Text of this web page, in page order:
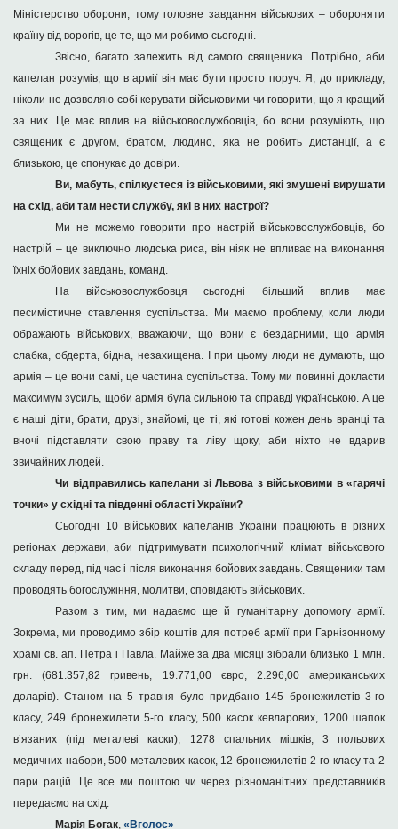
Міністерство оборони, тому головне завдання військових – обороняти
країну від ворогів, це те, що ми робимо сьогодні.
Звісно, багато залежить від самого священика. Потрібно, аби
капелан розумів, що в армії він має бути просто поруч. Я, до прикладу,
ніколи не дозволяю собі керувати військовими чи говорити, що я кращий
за них. Це має вплив на військовослужбовців, бо вони розуміють, що
священик є другом, братом, людино, яка не робить дистанції, а є
близькою, це спонукає до довіри.
Ви, мабуть, спілкуєтеся із військовими, які змушені вирушати
на схід, аби там нести службу, які в них настрої?
Ми не можемо говорити про настрій військовослужбовців, бо
настрій – це виключно людська риса, він ніяк не впливає на виконання
їхніх бойових завдань, команд.
На військовослужбовця сьогодні більший вплив має
песимістичне ставлення суспільства. Ми маємо проблему, коли люди
ображають військових, вважаючи, що вони є бездарними, що армія
слабка, обдерта, бідна, незахищена. І при цьому люди не думають, що
армія – це вони самі, це частина суспільства. Тому ми повинні докласти
максимум зусиль, щоби армія була сильною та справді українською. А це
є наші діти, брати, друзі, знайомі, це ті, які готові кожен день вранці та
вночі підставляти свою праву та ліву щоку, аби ніхто не вдарив
звичайних людей.
Чи відправились капелани зі Львова з військовими в «гарячі
точки» у східні та південні області України?
Сьогодні 10 військових капеланів України працюють в різних
регіонах держави, аби підтримувати психологічний клімат військового
складу перед, під час і після виконання бойових завдань. Священики там
проводять богослужіння, молитви, сповідають військових.
Разом з тим, ми надаємо ще й гуманітарну допомогу армії.
Зокрема, ми проводимо збір коштів для потреб армії при Гарнізонному
храмі св. ап. Петра і Павла. Майже за два місяці зібрали близько 1 млн.
грн. (681.357,82 гривень, 19.771,00 євро, 2.296,00 американських
доларів). Станом на 5 травня було придбано 145 бронежилетів 3-го
класу, 249 бронежилети 5-го класу, 500 касок кевларових, 1200 шапок
в’язаних (під металеві каски), 1278 спальних мішків, 3 польових
медичних набори, 500 металевих касок, 12 бронежилетів 2-го класу та 2
пари рацій. Це все ми поштою чи через різноманітних представників
передаємо на cхід.
Марія Богак,«Вголос»